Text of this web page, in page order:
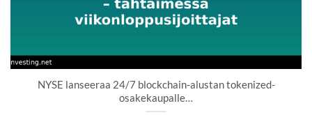
NYSE lanseeraa 24/7 blockchain-alustan tokenized-
osakekaupalle…